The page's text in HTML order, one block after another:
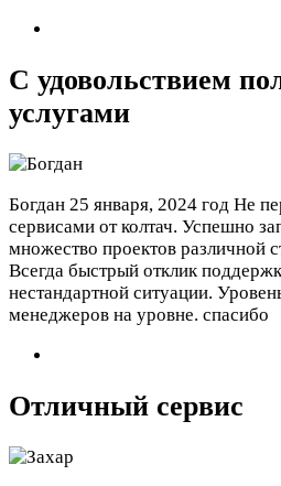
С удовольствием
услугами
Богдан 25 января, 2024 год Не
сервисами от колтач. Успешно
множество проектов различной
Всегда быстрый отклик
нестандартной ситуации.
менеджеров на уровне. спасибо
Отличный сервис